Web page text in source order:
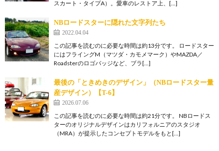
スカート・タイプA）。愛車のレストア上、[…]
NBロードスターに隠れた文字列たち
2022.04.04
この記事を読むのに必要な時間は約13分です。 ロードスター
にはフライングM（マツダ・カモメマーク）やMAZDA／
Roadsterのロゴバッジなど、ブラ[…]
最後の「ときめきのデザイン」（NBロードスター量
産デザイン）【T-6】
2026.07.06
この記事を読むのに必要な時間は約21分です。 NBロードス
ターのオリジナルデザインはカリフォルニアのスタジオ
（MRA）が提示したコンセプトモデルをもと[…]